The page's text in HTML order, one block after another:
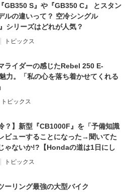
GB350 S』や『GB350 C』 とスタン
ルの違いって？ 空冷シングル
シリーズはどれが人気？
トピックス
ライダーの感じたRebel 250 E-
力。「私の心を落ち着かせてくれる
トピックス
？】新型『CB1000F』を「予備知識
ビューすることになった→聞いてた
ゃないか!?【Hondaの道は1日にし
CB1000F ①第一印象 編】
トピックス
ーリング最強の大型バイク